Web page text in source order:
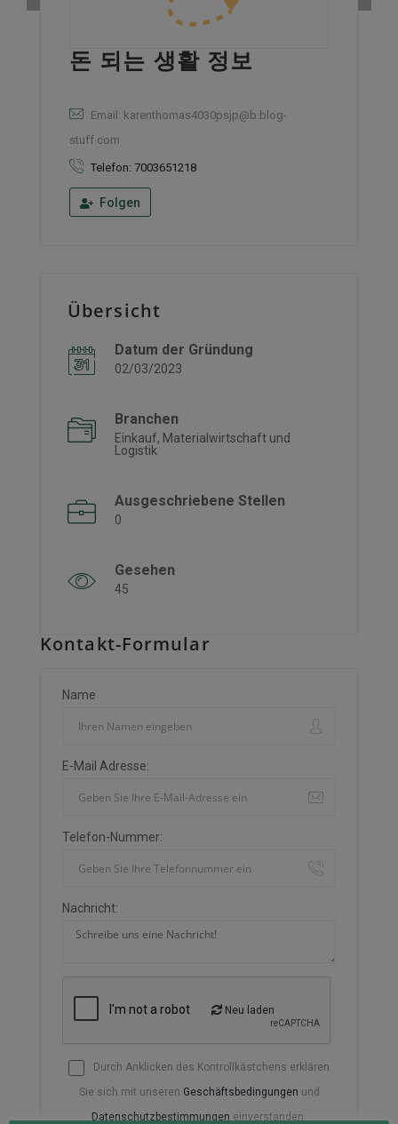
돈 되는 생활 정보
Email: karenthomas4030psjp@b.blog-
stuff.com
Telefon: 7003651218
Folgen
Übersicht
Datum der Gründung
02/03/2023
Branchen
Einkauf, Materialwirtschaft und
Logistik
Ausgeschriebene Stellen
0
Gesehen
45
Kontakt-Formular
Name
E-Mail Adresse:
Telefon-Nummer:
Nachricht:
Neu laden
Durch Anklicken des Kontrollkästchens erklären
Sie sich mit unseren Geschäftsbedingungen und
Datenschutzbestimmungen einverstanden.